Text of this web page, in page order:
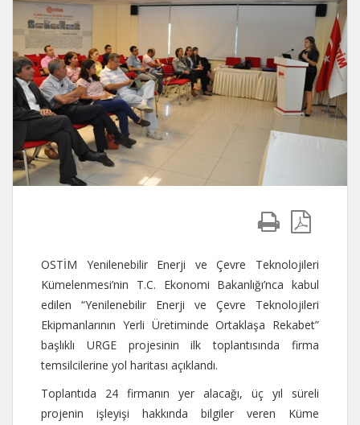
OSTİM Yenilenebilir Enerji ve Çevre Teknolojileri
Kümelenmesi’nin T.C. Ekonomi Bakanlığı’nca kabul
edilen “Yenilenebilir Enerji ve Çevre Teknolojileri
Ekipmanlarının Yerli Üretiminde Ortaklaşa Rekabet”
başlıklı URGE projesinin ilk toplantısında firma
temsilcilerine yol haritası açıklandı.
Toplantıda 24 firmanın yer alacağı, üç yıl süreli
projenin işleyişi hakkında bilgiler veren Küme